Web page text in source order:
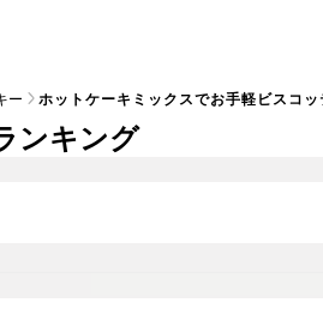
ー ホットケーキミックスでお手軽ビスコッ
ンキング